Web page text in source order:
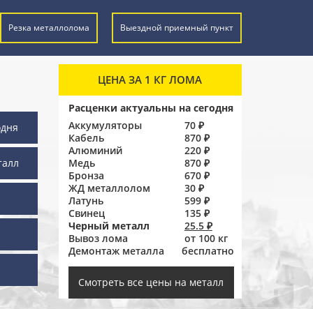
Резка металлолома Выездной приемный пункт
ЦЕНА ЗА 1 КГ ЛОМА
Расценки актуальны на сегодня
Аккумуляторы
70 ₽
Кабель
870 ₽
Алюминий
220 ₽
Медь
870 ₽
Бронза
670 ₽
ЖД металлолом
30 ₽
Латунь
599 ₽
Свинец
135 ₽
Черный металл
25.5 ₽
Вывоз лома
от 100 кг
Демонтаж металла
бесплатно
Смотреть все цены на металл